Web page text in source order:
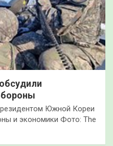
Южной Кореи
и экономики Фото: The